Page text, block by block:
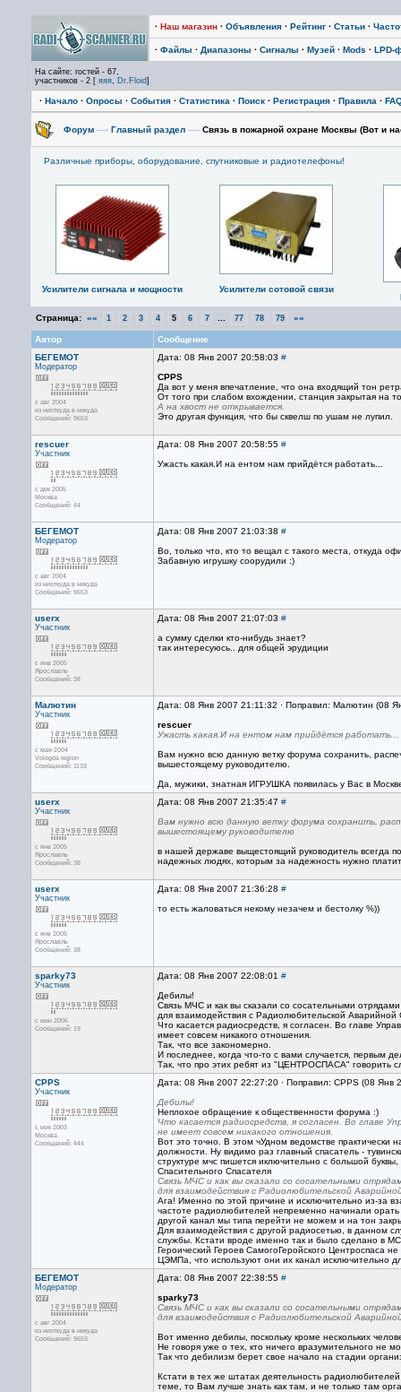
· Наш магазин · Объявления · Рейтинг · Статьи ·
· Файлы · Диапазоны · Сигналы · Музей · Mods · LPD-
На сайте: гостей - 67,
участников - 2 [ яяя, Dr.Floid]
· Начало · Опросы · События · Статистика · Поиск · Регистрация · Правила ·
Форум —› Главный раздел —› Связь в пожарной охране Москвы (Вот и
Различные приборы, оборудование, спутниковые и радиотелефоны!
Усилители сигнала и мощности
Усилители сотовой связи
Страница: «« 1 2 3 4 5 6 7 77 78 79 »»
Автор
Сообщение
БЕГЕМОТ
Модератор
с авг 2004
из ниоткуда в никуда
Сообщений: 9653
Дата: 08 Янв 2007 20:58:03 #
CPPS
Да вот у меня впечатление, что она входящий тон
От того при слабом вхождении, станция закрытая на
А на хвост не открывается.
Это другая функция, что бы сквелш по ушам не лупил.
rescuer
Участник
с дек 2005
Москва
Сообщений: 44
Дата: 08 Янв 2007 20:58:55 #
Ужасть какая.И на ентом нам прийдётся работать...
БЕГЕМОТ
Модератор
с авг 2004
из ниоткуда в никуда
Сообщений: 9653
Дата: 08 Янв 2007 21:03:38 #
Во, только что, кто то вещал с такого места, откуда
Забавную игрушку соорудили :)
userx
Участник
с янв 2005
Ярославль
Сообщений: 38
Дата: 08 Янв 2007 21:07:03 #
а сумму сделки кто-нибудь знает?
так интересуюсь.. для общей эрудиции
Малютин
Участник
с мая 2004
Vologda region
Сообщений: 1133
Дата: 08 Янв 2007 21:11:32 · Поправил: Малютин (08
rescuer
Ужасть какая.И на ентом нам прийдётся работать...
Вам нужно всю данную ветку форума сохранить,
вышестоящему руководителю.
Да, мужики, знатная ИГРУШКА появилась у Вас в
userx
Участник
с янв 2005
Ярославль
Сообщений: 38
Дата: 08 Янв 2007 21:35:47 #
Вам нужно всю данную ветку форума сохранить,
вышестоящему руководителю
в нашей державе выщестоящий руководитель всегда
надежных людях, которым за надежность нужно
userx
Участник
с янв 2005
Ярославль
Сообщений: 38
Дата: 08 Янв 2007 21:36:28 #
то есть жаловаться некому незачем и бестолку %))
sparky73
Участник
с июн 2006
Сообщений: 19
Дата: 08 Янв 2007 22:08:01 #
Дебилы!
Связь МЧС и как вы сказали со сосательными
для взаимодействия с Радиолюбительской
Что касается радиосредств, я согласен. Во главе
имеет совсем никакого отношения.
Так, что все закономерно.
И последнее, когда что-то с вами случается, первым
Так, что про этих ребят из "ЦЕНТРОСПАСА" говорить
CPPS
Участник
с ноя 2003
Москва
Сообщений: 444
Дата: 08 Янв 2007 22:27:20 · Поправил: CPPS (08 Янв
Дебилы!
Неплохое обращение к общественности форума :)
Что касается радиосредств, я согласен. Во главе
не имеет совсем никакого отношения.
Вот это точно. В этом чУдном ведомстве
должности. Ну видимо раз главный спасатель -
структуре мчс пишется иключительно с большой
Спасительного Спасателя
Связь МЧС и как вы сказали со сосательными
для взаимодействия с Радиолюбительской
Ага! Именно по этой причине и исключительно из-за
частоте радиолюбителей непременно начинали
другой канал мы типа перейти не можем и на тон
Для взаимодействия с другой радиосетью, в данном
службы. Кстати вроде именно так и было сделано в
Героический Героев СамогоГеройского Центроспаса
ЦЭМПа, что используют они их канал исключительно
БЕГЕМОТ
Модератор
с авг 2004
из ниоткуда в никуда
Сообщений: 9653
Дата: 08 Янв 2007 22:38:55 #
sparky73
Связь МЧС и как вы сказали со сосательными
для взаимодействия с Радиолюбительской
Вот именно дебилы, поскольку кроме нескольких
Не говоря уже о тех, кто ничего вразумительного не
Так что дебилизм берет свое начало на стадии
Кстати в тех же штатах деятельность
теме, то Вам лучше знать как там, и не только там